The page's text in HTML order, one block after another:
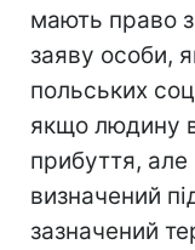
мають право
заяву особи,
польських
якщо людину
прибуття,
визначений
зазначений